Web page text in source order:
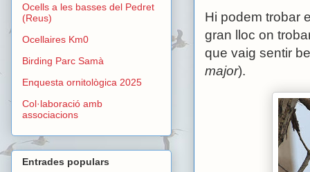
Hi podem trobar
gran lloc on
que vaig sentir
major).
Ocells a les basses del Pedret
(Reus)
Ocellaires Km0
Birding Parc Samà
Enquesta ornitològica 2025
Col·laboració amb
associacions
Entrades populars